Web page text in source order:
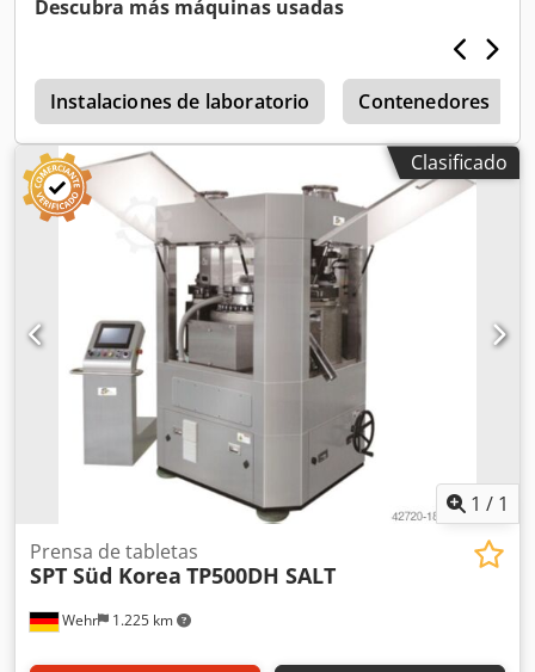
farmacéutico y de suplementos alimenticios. El dosificado
se realiza a través de un disco dosificador, que garantiza
una alta precisión en la cantidad de llenado. La nueva
serie SPT de máquinas de llenado de cápsulas
completamente automáticas ofrece las siguientes ventajas:
Tamaño de cápsula de #000 a #5. Posibilidad de
encapsular polvo, gránulos y pellets. Dkodpfxody Dywo
Anwsr Cambio de formato más rápido y sencillo, sin
necesidad de herramientas adicionales. Pantalla táctil.
Facilidad de uso a través de una interfaz hombre-máquina
(HMI). Cumplimiento de las directrices GMP. Certificación
CE. 2 años de garantía. Servicio de instalación y reparación
desde Alemania. Número de segmentos: 14. Rendimiento
máximo: 110.000 cápsulas por hora. Tamaño de cápsula:
#00, 1, 2, 3, 4 (opcionalmente #000, 5). Velocidad máxima
de rotación: 130 rpm. Control de velocidad: inversor.
Dimensiones de la máquina: 1.650 x 1.650 x 1.030 mm.
Descubra más máquinas usadas
Instalaciones de laboratorio Contenedores
Clasificado
1 / 1
Wehr 1.225 km
Prensa de tabletas
SPT Süd Korea TP500DH SALT